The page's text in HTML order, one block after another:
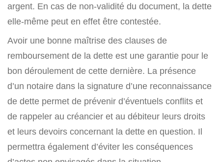
argent. En cas de non-validité du document, la dette
elle-même peut en effet être contestée.
Avoir une bonne maîtrise des clauses de
remboursement de la dette est une garantie pour le
bon déroulement de cette dernière. La présence
d’un notaire dans la signature d’une reconnaissance
de dette permet de prévenir d’éventuels conflits et
de rappeler au créancier et au débiteur leurs droits
et leurs devoirs concernant la dette en question. Il
permettra également d’éviter les conséquences